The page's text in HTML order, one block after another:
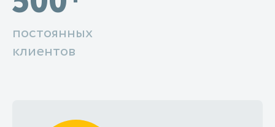
постоянных
клиентов